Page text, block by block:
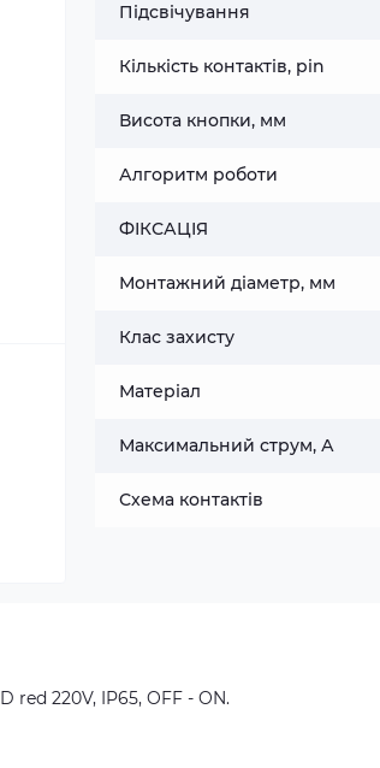
Підсвічування
Кількість контактів, pin
Висота кнопки, мм
Алгоритм роботи
ФІКСАЦІЯ
Монтажний діаметр, мм
Клас захисту
Матеріал
Максимальний струм, А
Схема контактів
red 220V, IP65, OFF - ON.